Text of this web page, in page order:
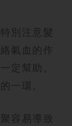
別注意髮
氣血的作
定幫助。
一環。
容易導致